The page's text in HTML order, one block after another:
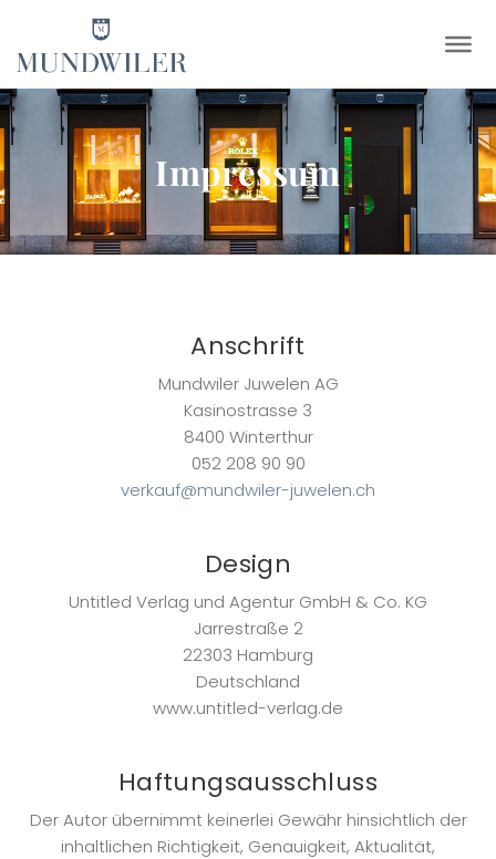
×
Impressum
Anschrift
Mundwiler Juwelen AG
Kasinostrasse 3
8400 Winterthur
052 208 90 90
verkauf@mundwiler-juwelen.ch
Design
Untitled Verlag und Agentur GmbH & Co. KG
Jarrestraße 2
22303 Hamburg
Deutschland
www.untitled-verlag.de
Haftungsausschluss
Der Autor übernimmt keinerlei Gewähr hinsichtlich der
inhaltlichen Richtigkeit, Genauigkeit, Aktualität,